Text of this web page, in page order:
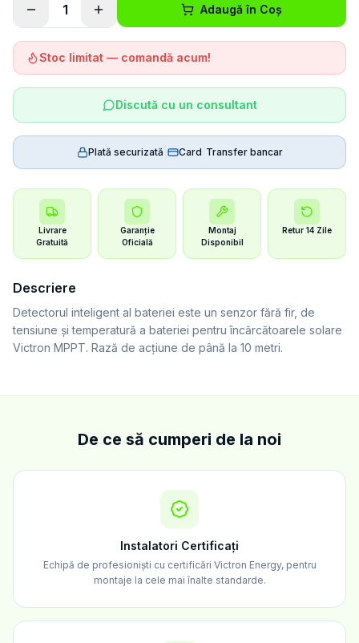
1 Adaugă în Coș
Stoc limitat — comandă acum!
Discută cu un consultant
Plată securizată Card Transfer bancar
Livrare
Gratuită
Garanție
Oficială
Montaj
Disponibil
Retur 14 Zile
Descriere
Detectorul inteligent al bateriei este un senzor fără fir, de
tensiune și temperatură a bateriei pentru încărcătoarele solare
Victron MPPT. Rază de acțiune de până la 10 metri.
De ce să cumperi de la noi
Instalatori Certificați
Echipă de profesioniști cu certificări Victron Energy, pentru
montaje la cele mai înalte standarde.